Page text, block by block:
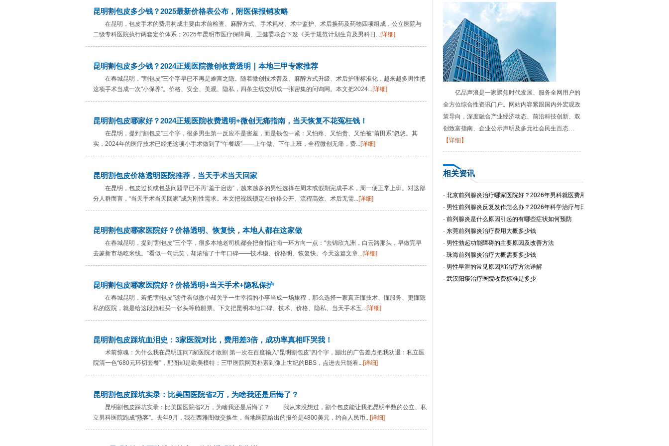
昆明割包皮多少钱？2025最新价格表公布，附医保报销攻略
在昆明，包皮手术的费用构成主要由术前检查、麻醉方式、手术耗材、术中监护、术后换药及药物四项组成，公立医院与
二级专科医院执行两套定价体系；2025年昆明市医疗保障局、卫健委联合下发《关于规范计划生育及男科日...[详细]
昆明割包皮多少钱？2024正规医院微创收费透明｜本地三甲专家推荐
在春城昆明，"割包皮"三个字早已不再是难言之隐。随着微创技术普及、麻醉方式升级、术后护理标准化，越来越多男性把
这项手术当成一次"小保养"。价格、安全、美观、隐私，四条主线交织成一张密集的问询网。本文把2024...[详细]
昆明割包皮哪家好？2024正规医院收费透明+微创无痛指南，当天恢复不花冤枉钱！
在昆明，提到“割包皮”三个字，很多男生第一反应不是害羞，而是钱包一紧：又怕疼、又怕贵、又怕被“莆田系”忽悠。其
实，2024年的医疗技术已经把这项小手术做到了“午餐级”——上午做、下午上班，全程微创无痛，费...[详细]
昆明割包皮价格透明医院推荐，当天手术当天回家
在昆明，包皮过长或包茎问题早已不再“羞于启齿”，越来越多的男性选择在周末或假期完成手术，周一便正常上班。对这部
分人群而言，“当天手术当天回家”成为刚性需求。本文把视线锁定在价格公开、流程高效、术后无需...[详细]
昆明割包皮哪家医院好？价格透明、恢复快，本地人都在这家做
在春城昆明，提到“割包皮”三个字，很多本地老司机都会把食指往南一环方向一点：“去锦欣九洲，白云路那头，早做完早
去篆新市场吃米线。”看似一句玩笑，却浓缩了十年口碑——技术稳、价格明、恢复快。今天这篇文章...[详细]
昆明割包皮哪家医院好？价格透明+当天手术+隐私保护
在春城昆明，若把“割包皮”这件看似微小却关乎一生幸福的小事当成一场旅程，那么选择一家真正懂技术、懂服务、更懂隐
私的医院，就是给这段旅程买一张头等舱船票。下文把昆明本地口碑、技术、价格、隐私、当天手术五...[详细]
昆明割包皮踩坑血泪史：3家医院对比，费用差3倍，成功率真相吓哭我！
术前惊魂：为什么我在昆明连问7家医院才敢割 第一次在百度输入“昆明割包皮”四个字，蹦出的广告差点把我劝退：私立医
院清一色“680元环切套餐”，配图却是欧美模特；三甲医院网页朴素到像上世纪的BBS，点进去只能看...[详细]
昆明割包皮踩坑实录：比美国医院省2万，为啥我还是后悔了？
昆明割包皮踩坑实录：比美国医院省2万，为啥我还是后悔了？ 我从来没想过，割个包皮能让我把昆明半数的公立、私
立男科医院跑成“熟客”。去年9月，我在西雅图做交换生，当地医院给出的报价是4800美元，约合人民币...[详细]
亿品声浪是一家聚焦时代发展、服务全网用户的
全方位综合性资讯门户。网站内容紧跟国内外宏观政
策导向，深度融合产业经济动态、前沿科技创新、双
创致富指南、企业公示声明及多元社会民生百态…
【详细】
相关资讯
· 北京前列腺炎治疗哪家医院好？2026年男科就医费用与专家推荐
· 男性前列腺炎反复发作怎么办？2026年科学治疗与日常护理指南
· 前列腺炎是什么原因引起的有哪些症状如何预防
· 东莞前列腺炎治疗费用大概多少钱
· 男性勃起功能障碍的主要原因及改善方法
· 珠海前列腺炎治疗大概需要多少钱
· 男性早泄的常见原因和治疗方法详解
· 武汉阳痿治疗医院收费标准是多少